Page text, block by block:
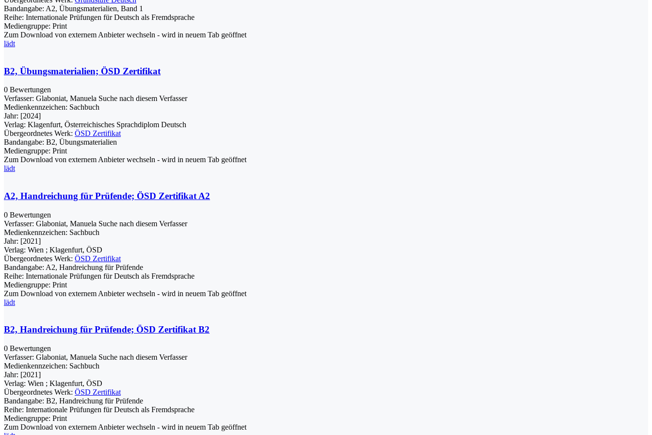
Bandangabe: A2, Übungsmaterialien, Band 1
Reihe: Internationale Prüfungen für Deutsch als Fremdsprache
Mediengruppe: Print
Zum Download von externem Anbieter wechseln - wird in neuem Tab geöffnet
lädt
B2, Übungsmaterialien; ÖSD Zertifikat
0 Bewertungen
Verfasser: Glaboniat, Manuela Suche nach diesem Verfasser
Medienkennzeichen: Sachbuch
Jahr: [2024]
Verlag: Klagenfurt, Österreichisches Sprachdiplom Deutsch
Übergeordnetes Werk: ÖSD Zertifikat
Bandangabe: B2, Übungsmaterialien
Mediengruppe: Print
Zum Download von externem Anbieter wechseln - wird in neuem Tab geöffnet
lädt
A2, Handreichung für Prüfende; ÖSD Zertifikat A2
0 Bewertungen
Verfasser: Glaboniat, Manuela Suche nach diesem Verfasser
Medienkennzeichen: Sachbuch
Jahr: [2021]
Verlag: Wien ; Klagenfurt, ÖSD
Übergeordnetes Werk: ÖSD Zertifikat
Bandangabe: A2, Handreichung für Prüfende
Reihe: Internationale Prüfungen für Deutsch als Fremdsprache
Mediengruppe: Print
Zum Download von externem Anbieter wechseln - wird in neuem Tab geöffnet
lädt
B2, Handreichung für Prüfende; ÖSD Zertifikat B2
0 Bewertungen
Verfasser: Glaboniat, Manuela Suche nach diesem Verfasser
Medienkennzeichen: Sachbuch
Jahr: [2021]
Verlag: Wien ; Klagenfurt, ÖSD
Übergeordnetes Werk: ÖSD Zertifikat
Bandangabe: B2, Handreichung für Prüfende
Reihe: Internationale Prüfungen für Deutsch als Fremdsprache
Mediengruppe: Print
Zum Download von externem Anbieter wechseln - wird in neuem Tab geöffnet